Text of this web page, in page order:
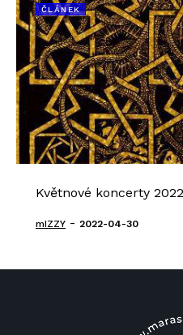
ČLÁNEK
Květnové koncerty 2022
mIZZY - 2022-04-30